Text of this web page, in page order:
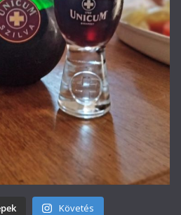
Követés